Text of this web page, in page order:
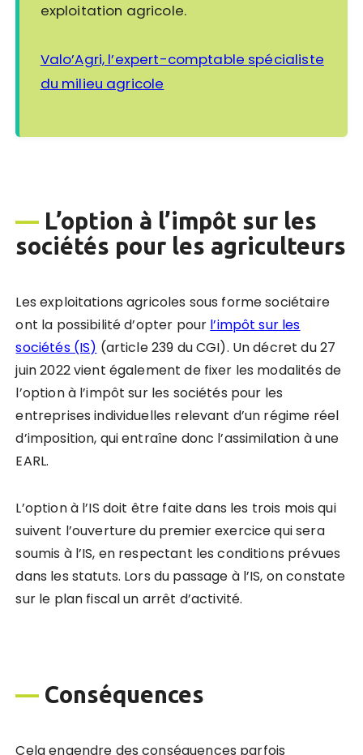
exploitation agricole.
Valo’Agri, l’expert-comptable spécialiste
du milieu agricole
— L’option à l’impôt sur les
sociétés pour les agriculteurs
Les exploitations agricoles sous forme sociétaire
ont la possibilité d’opter pour l’impôt sur les
sociétés (IS) (article 239 du CGI). Un décret du 27
juin 2022 vient également de fixer les modalités de
l’option à l’impôt sur les sociétés pour les
entreprises individuelles relevant d’un régime réel
d’imposition, qui entraîne donc l’assimilation à une
EARL.
L’option à l’IS doit être faite dans les trois mois qui
suivent l’ouverture du premier exercice qui sera
soumis à l’IS, en respectant les conditions prévues
dans les statuts. Lors du passage à l’IS, on constate
sur le plan fiscal un arrêt d’activité.
— Conséquences
Cela engendre des conséquences parfois